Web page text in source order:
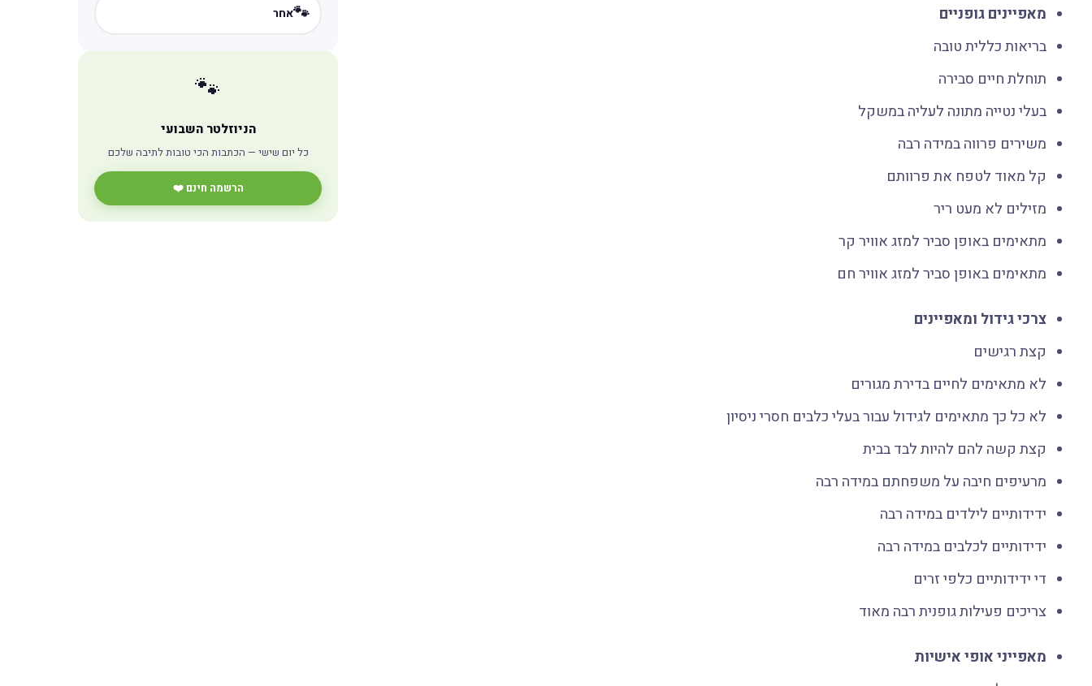
מאפיינים גופניים
בריאות כללית טובה
תוחלת חיים סבירה
בעלי נטייה מתונה לעליה במשקל
משירים פרווה במידה רבה
קל מאוד לטפח את פרוותם
מזילים לא מעט ריר
מתאימים באופן סביר למזג אוויר קר
מתאימים באופן סביר למזג אוויר חם
צרכי גידול ומאפיינים
קצת רגישים
לא מתאימים לחיים בדירת מגורים
לא כל כך מתאימים לגידול עבור בעלי כלבים חסרי ניסיון
קצת קשה להם להיות לבד בבית
מרעיפים חיבה על משפחתם במידה רבה
ידידותיים לילדים במידה רבה
ידידותיים לכלבים במידה רבה
די ידידותיים כלפי זרים
צריכים פעילות גופנית רבה מאוד
מאפייני אופי אישיות
🐾אחר
🐾
הניוזלטר השבועי
כל יום שישי — הכתבות הכי טובות לתיבה שלכם
הרשמה חינם ❤️